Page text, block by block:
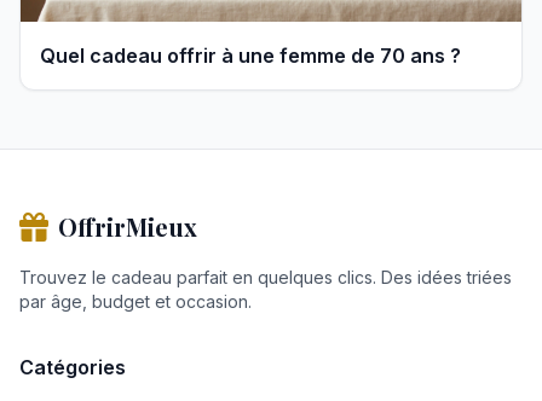
Quel cadeau offrir à une femme de 70 ans ?
OffrirMieux
Trouvez le cadeau parfait en quelques clics. Des idées triées
par âge, budget et occasion.
Catégories